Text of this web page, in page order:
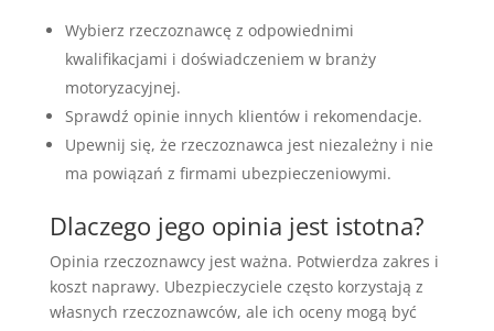
Wybierz rzeczoznawcę z odpowiednimi
kwalifikacjami i doświadczeniem w branży
motoryzacyjnej.
Sprawdź opinie innych klientów i rekomendacje.
Upewnij się, że rzeczoznawca jest niezależny i nie
ma powiązań z firmami ubezpieczeniowymi.
Dlaczego jego opinia jest istotna?
Opinia rzeczoznawcy jest ważna. Potwierdza zakres i
koszt naprawy. Ubezpieczyciele często korzystają z
własnych rzeczoznawców, ale ich oceny mogą być